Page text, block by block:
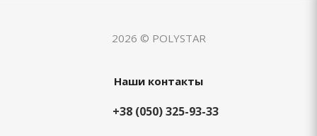
2026 © POLYSTAR
Наши контакты
+38 (050) 325-93-33